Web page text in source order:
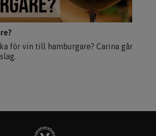
för vin till hamburgare? Carina går